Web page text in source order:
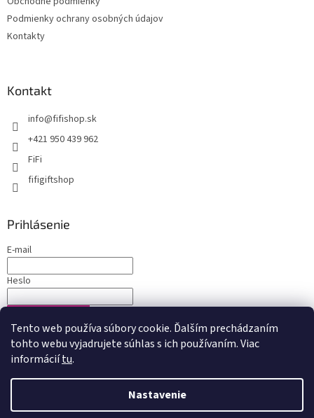
Tento web používa súbory cookie. Ďalším prechádzaním
tohto webu vyjadrujete súhlas s ich používaním. Viac
informáciítu.
Nastavenie
Podmienky ochrany osobných údajov
Kontakty
Kontakt
info@fifishop.sk
+421 950 439 962
FiFi
fifigiftshop
Prihlásenie
E-mail
Heslo
Nová registrácia Zabudnuté heslo
Vytvoril Shoptet